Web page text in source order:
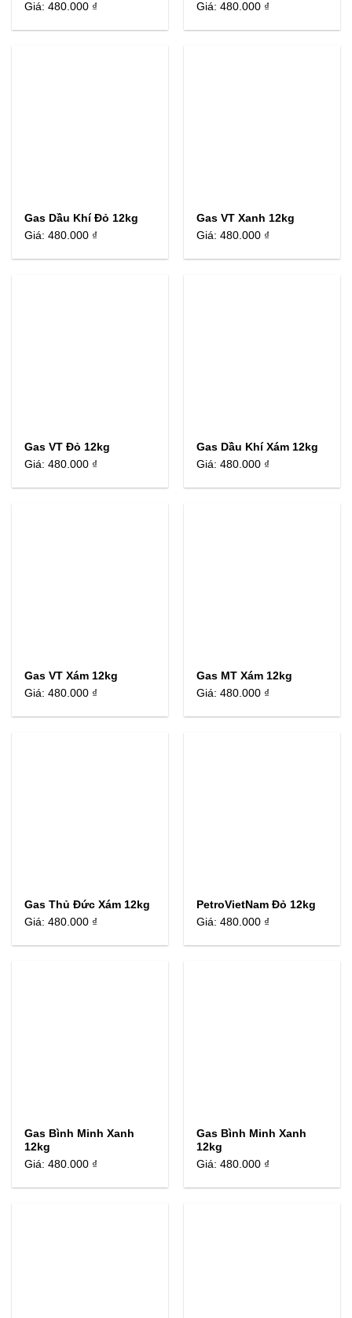
Giá:480.000 ₫
Giá:480.000 ₫
Gas Dầu Khí Đỏ 12kg
Giá:480.000 ₫
Gas VT Xanh 12kg
Giá:480.000 ₫
Gas VT Đỏ 12kg
Giá:480.000 ₫
Gas Dầu Khí Xám 12kg
Giá:480.000 ₫
Gas VT Xám 12kg
Giá:480.000 ₫
Gas MT Xám 12kg
Giá:480.000 ₫
Gas Thủ Đức Xám 12kg
Giá:480.000 ₫
PetroVietNam Đỏ 12kg
Giá:480.000 ₫
Gas Bình Minh Xanh
12kg
Giá:480.000 ₫
Gas Bình Minh Xanh
12kg
Giá:480.000 ₫